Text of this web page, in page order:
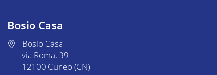
Bosio Casa
Bosio Casa
via Roma, 39
12100 Cuneo (CN)